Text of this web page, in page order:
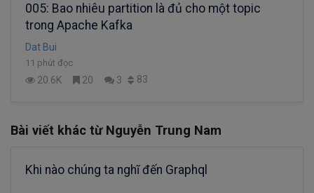
005: Bao nhiêu partition là đủ cho một topic
trong Apache Kafka
Dat Bui
11 phút đọc
20.6K 20 3 83
Bài viết khác từ Nguyễn Trung Nam
Khi nào chúng ta nghĩ đến Graphql